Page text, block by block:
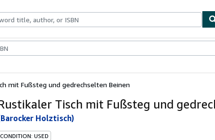
& Collectibles
mit Fußsteg und gedrechselten Beinen
Tisch mit Fußsteg und
Holztisch)
CONDITION: USED